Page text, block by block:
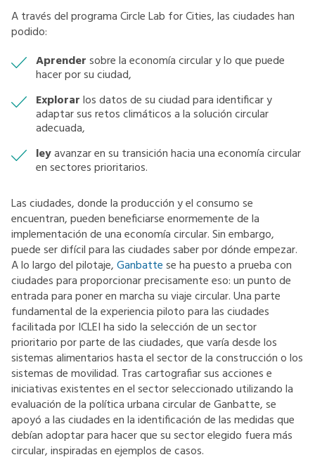
A través del programa Circle Lab for Cities, las ciudades han
podido:
Aprendersobre la economía circular y lo que puede
hacer por su ciudad,
Explorarlos datos de su ciudad para identificar y
adaptar sus retos climáticos a la solución circular
adecuada,
leyavanzar en su transición hacia una economía circular
en sectores prioritarios.
Las ciudades, donde la producción y el consumo se
encuentran, pueden beneficiarse enormemente de la
implementación de una economía circular. Sin embargo,
puede ser difícil para las ciudades saber por dónde empezar.
A lo largo del pilotaje,Ganbattese ha puesto a prueba con
ciudades para proporcionar precisamente eso: un punto de
entrada para poner en marcha su viaje circular. Una parte
fundamental de la experiencia piloto para las ciudades
facilitada por ICLEI ha sido la selección de un sector
prioritario por parte de las ciudades, que varía desde los
sistemas alimentarios hasta el sector de la construcción o los
sistemas de movilidad. Tras cartografiar sus acciones e
iniciativas existentes en el sector seleccionado utilizando la
evaluación de la política urbana circular de Ganbatte, se
apoyó a las ciudades en la identificación de las medidas que
debían adoptar para hacer que su sector elegido fuera más
circular, inspiradas en ejemplos de casos.